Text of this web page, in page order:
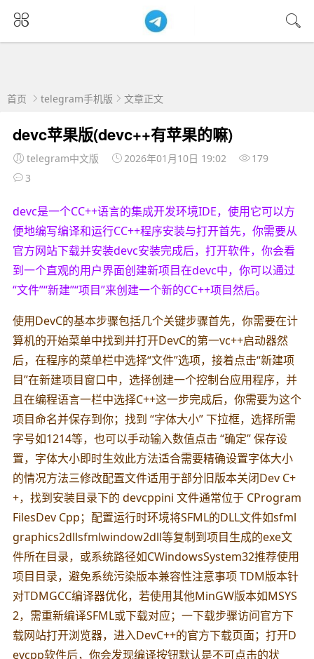
首页 telegram手机版 文章正文
devc苹果版(devc++有苹果的嘛)
telegram中文版 2026年01月10日 19:02
179
3
devc是一个CC++语言的集成开发环境IDE，使用它可以方
便地编写编译和运行CC++程序安装与打开首先，你需要从
官方网站下载并安装devc安装完成后，打开软件，你会看
到一个直观的用户界面创建新项目在devc中，你可以通过
“文件”“新建”“项目”来创建一个新的CC++项目然后。
使用DevC的基本步骤包括几个关键步骤首先，你需要在计
算机的开始菜单中找到并打开DevC的第一vc++启动器然
后，在程序的菜单栏中选择“文件”选项，接着点击“新建项
目”在新建项目窗口中，选择创建一个控制台应用程序，并
且在编程语言一栏中选择C++这一步完成后，你需要为这个
项目命名并保存到你；找到 “字体大小” 下拉框，选择所需
字号如1214等，也可以手动输入数值点击 “确定” 保存设
置，字体大小即时生效此方法适合需要精确设置字体大小
的情况方法三修改配置文件适用于部分旧版本关闭Dev C+
+，找到安装目录下的 devcppini 文件通常位于 CProgram
FilesDev Cpp；配置运行时环境将SFML的DLL文件如sfml
graphics2dllsfmlwindow2dll等复制到项目生成的exe文
件所在目录，或系统路径如CWindowsSystem32推荐使用
项目目录，避免系统污染版本兼容性注意事项 TDM版本针
对TDMGCC编译器优化，若使用其他MinGW版本如MSYS
2，需重新编译SFML或下载对应；一下载步骤访问官方下
载网站打开浏览器，进入DevC++的官方下载页面；打开D
evcpp软件后，你会发现编译按钮默认是不可点击的状